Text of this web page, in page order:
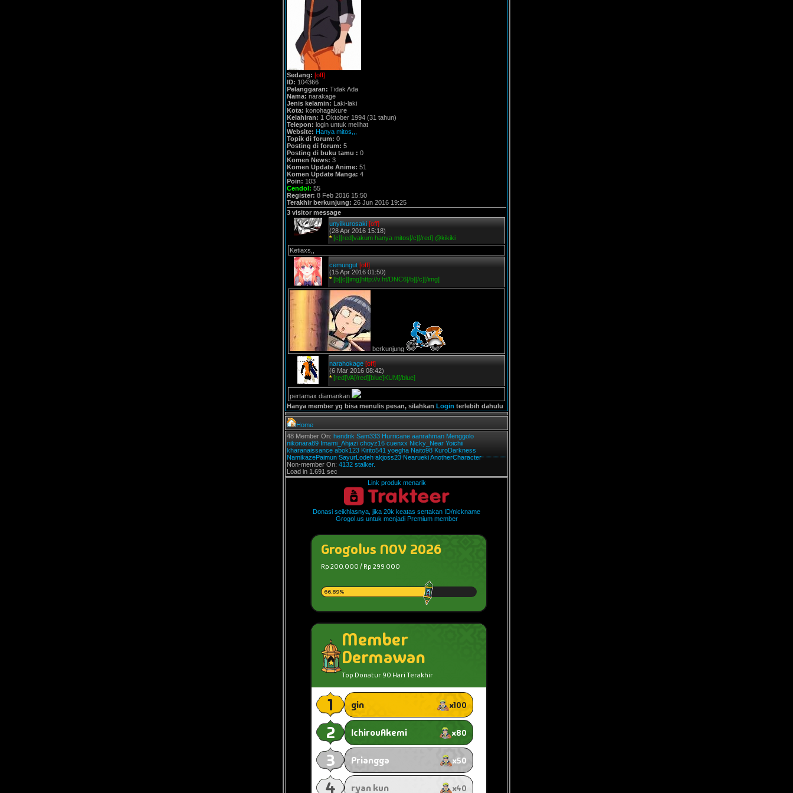
Sedang: [off]
ID: 104366
Pelanggaran: Tidak Ada
Nama: narakage
Jenis kelamin: Laki-laki
Kota: konohagakure
Kelahiran: 1 Oktober 1994 (31 tahun)
Telepon: login untuk melihat
Website: Hanya mitos,,,
Topik di forum: 0
Posting di forum: 5
Posting di buku tamu : 0
Komen News: 3
Komen Update Anime: 51
Komen Update Manga: 4
Poin: 103
Cendol: 55
Register: 8 Feb 2016 15:50
Terakhir berkunjung: 26 Jun 2016 19:25
3 visitor message
unyilkurosaki [off]
(28 Apr 2016 15:18)
* [c][red]vakum hanya mitos[/c][/red] @kikiki
Ketiaxs,,
cemungut [off]
(15 Apr 2016 01:50)
* [b][c][img]http://v.ht/DNC6[/b][/c][/img]
berkunjung
narahokage [off]
(6 Mar 2016 08:42)
* [red]VA[/red][blue]KUM[/blue]
pertamax diamankan
Hanya member yg bisa menulis pesan, silahkan Login terlebih dahulu
Home
48 Member On: hendrik Sam333 Hurricane aanrahman Menggolo
nikonara89 Imami_Ahjazi choyz16 cuenxx Nicky_Near Yoichii
kharanaissance abok123 Kirito541 yoegha Naito98 KuroDarkness
NamikazePaimun SayurLodeh akjoss23 NearuekiAnotherCharacter
Non-member On: 4132 stalker.
Load in 1.691 sec
Link produk menarik
Donasi seikhlasnya, jika 20k keatas sertakan ID/nickname
Grogol.us untuk menjadi Premium member